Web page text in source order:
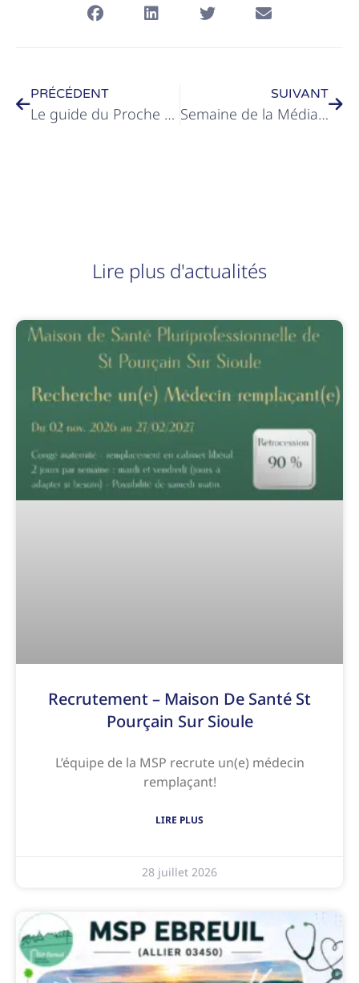
PRÉCÉDENT
Le guide du Proche Aidant
SUIVANT
Semaine de la Médiation Familiale
Lire plus d'actualités
Recrutement – Maison De Santé St
Pourçain Sur Sioule
L’équipe de la MSP recrute un(e) médecin
remplaçant!
LIRE PLUS
28 juillet 2026